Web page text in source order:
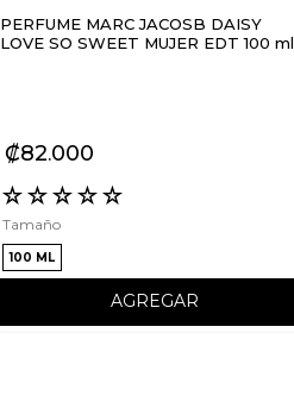
PERFUME MARC JACOSB DAISY
LOVE SO SWEET MUJER EDT 100 ml
₡82 000
☆☆☆☆☆
Tamaño
100 ML
AGREGAR